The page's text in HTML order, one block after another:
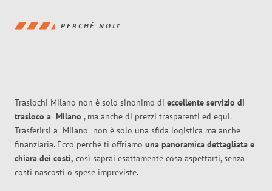
PERCHÉ NOI?
Traslochi Milano non è solo sinonimo di eccellente servizio di
trasloco a Milano , ma anche di prezzi trasparenti ed equi.
Trasferirsi a Milano non è solo una sfida logistica ma anche
finanziaria. Ecco perché ti offriamo una panoramica dettagliata e
chiara dei costi, così saprai esattamente cosa aspettarti, senza
costi nascosti o spese impreviste.